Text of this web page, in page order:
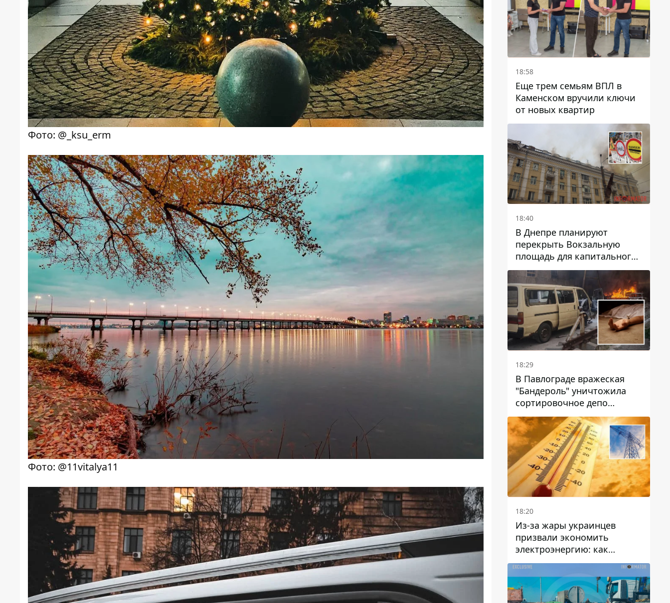
Фото: @_ksu_erm
Фото: @11vitalya11
18:58
Еще трем семьям ВПЛ в
Каменском вручили ключи
от новых квартир
18:40
В Днепре планируют
перекрыть Вокзальную
площадь для капитального
ремонта дома, в который
попала вражеская ракета:
какие сроки
18:29
В Павлограде вражеская
"Бандероль" уничтожила
сортировочное депо
"Укрпошти" и убила двух
работниц
18:20
Из-за жары украинцев
призвали экономить
электроэнергию: как
избежать перегрузки сетей